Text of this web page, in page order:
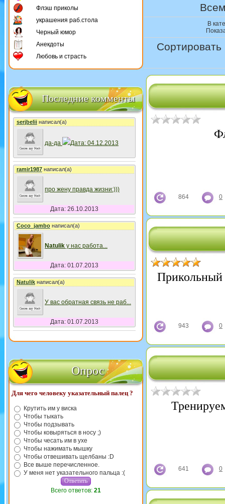
Флэш приколы
украшения раб.стола
Черный юмор
Анекдоты
Любовь и страсть
Последние комменты
serjbeliiнаписал(а)
да-да Дата: 04.12.2013
ramir1987написал(а)
про жену правда жизни:)))
Дата: 26.10.2013
Coco_jambo написал(а)
Natulik у нас работа...
Дата: 01.07.2013
Natulikнаписал(а)
У вас обратная связь не раб...
Дата: 01.07.2013
Опрос
Для чего человеку указательный палец ?
Крутить им у виска
Чтобы тыкать
Чтобы подзывать
Чтобы ковыряться в носу ;)
Чтобы чесать им в ухе
Чтобы нажимать мышку
Чтобы отвешивать щелбаны :D
Все выше перечисленное.
У меня нет указательного пальца :(
Всего ответов: 21
В
Сортировать
864 0
Прикольный
943 0
641 0